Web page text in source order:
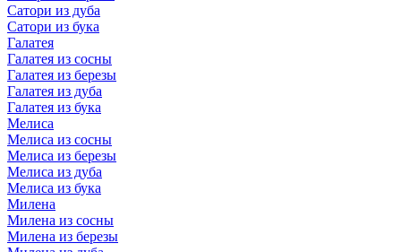
Сатори из дуба
Сатори из бука
Галатея
Галатея из сосны
Галатея из березы
Галатея из дуба
Галатея из бука
Мелиса
Мелиса из сосны
Мелиса из березы
Мелиса из дуба
Мелиса из бука
Милена
Милена из сосны
Милена из березы